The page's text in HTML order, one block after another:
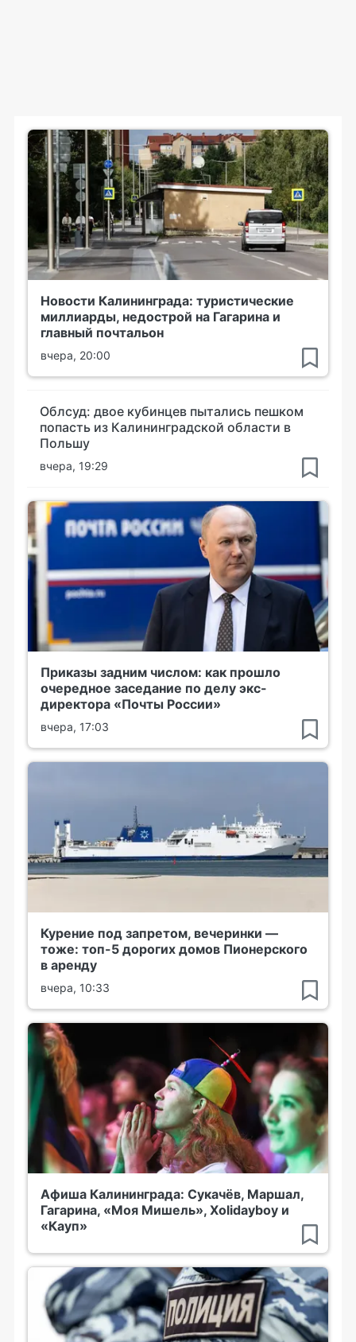
Новости Калининграда: туристические
миллиарды, недострой на Гагарина и
главный почтальон
вчера, 20:00
Облсуд: двое кубинцев пытались пешком
попасть из Калининградской области в
Польшу
вчера, 19:29
Приказы задним числом: как прошло
очередное заседание по делу экс-
директора «Почты России»
вчера, 17:03
Курение под запретом, вечеринки —
тоже: топ-5 дорогих домов Пионерского
в аренду
вчера, 10:33
Афиша Калининграда: Сукачёв, Маршал,
Гагарина, «Моя Мишель», Xolidayboy и
«Кауп»